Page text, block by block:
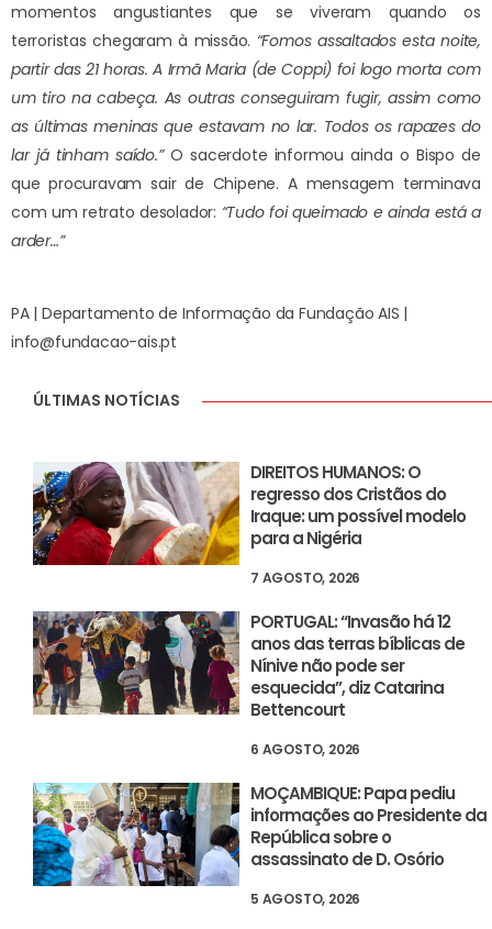
momentos angustiantes que se viveram quando os
terroristas chegaram à missão. “Fomos assaltados esta noite,
partir das 21 horas. A Irmã Maria (de Coppi) foi logo morta com
um tiro na cabeça. As outras conseguiram fugir, assim como
as últimas meninas que estavam no lar. Todos os rapazes do
lar já tinham saído.”O sacerdote informou ainda o Bispo de
que procuravam sair de Chipene. A mensagem terminava
com um retrato desolador: “Tudo foi queimado e ainda está a
arder…”
PA | Departamento de Informação da Fundação AIS |
info@fundacao-ais.pt
ÚLTIMAS NOTÍCIAS
DIREITOS HUMANOS: O
regresso dos Cristãos do
Iraque: um possível modelo
para a Nigéria
7 AGOSTO, 2026
PORTUGAL: “Invasão há 12
anos das terras bíblicas de
Nínive não pode ser
esquecida”, diz Catarina
Bettencourt
6 AGOSTO, 2026
MOÇAMBIQUE: Papa pediu
informações ao Presidente da
República sobre o
assassinato de D. Osório
5 AGOSTO, 2026